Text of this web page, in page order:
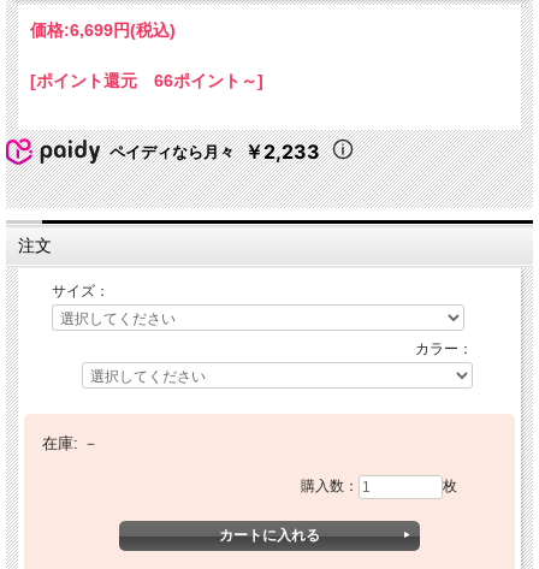
価格:6,699円(税込)
[ポイント還元 66ポイント～]
ペイディなら月々 ￥2,233
注文
サイズ：
カラー：
在庫: －
購入数： 枚